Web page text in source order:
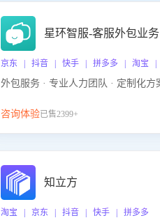
星环智服-客服外包业务
京东 | 抖音 | 快手 | 拼多多 | 淘宝 |
外包服务 · 专业人力团队 · 定制化方
咨询体验已售2399+
知立方
淘宝 | 京东 | 抖音 | 快手 | 拼多多